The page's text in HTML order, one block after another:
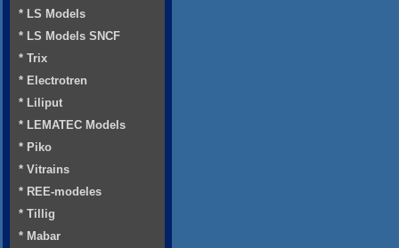
* LS Models
* LS Models SNCF
* Trix
* Electrotren
* Liliput
* LEMATEC Models
* Piko
* Vitrains
* REE-modeles
* Tillig
* Mabar